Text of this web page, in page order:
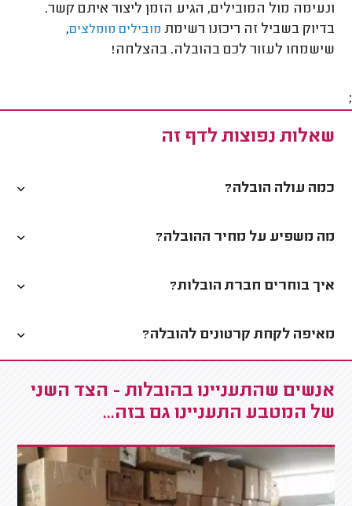
ונעימה מול המובילים, הגיע הזמן ליצור איתם קשר.
בדיוק בשביל זה ריכזנו רשימת מובילים מומלצים,
שישמחו לעזור לכם בהובלה. בהצלחה!
;
שאלות נפוצות לדף זה
כמה עולה הובלה?
מה משפיע על מחיר ההובלה?
איך בוחרים חברת הובלות?
מאיפה לקחת קרטונים להובלה?
אנשים שהתעניינו בהובלות - הצד השני
של המטבע התעניינו גם בזה...